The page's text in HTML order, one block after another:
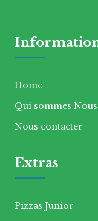
Home
Qui sommes Nous
Nous contacter
Extras
Pizzas Junior